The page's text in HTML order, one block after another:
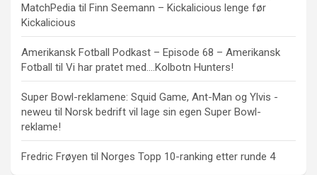
MatchPedia til Finn Seemann – Kickalicious lenge før
Kickalicious
Amerikansk Fotball Podkast – Episode 68 – Amerikansk
Fotball til Vi har pratet med….Kolbotn Hunters!
Super Bowl-reklamene: Squid Game, Ant-Man og Ylvis -
neweu til Norsk bedrift vil lage sin egen Super Bowl-
reklame!
Fredric Frøyen til Norges Topp 10-ranking etter runde 4